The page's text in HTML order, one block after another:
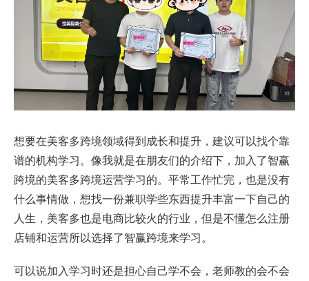
想要在美客多跨境领域得到成长和提升，建议可以找个靠
谱的机构学习。像我就是在朋友们的介绍下，加入了智赢
跨境的美客多跨境运营学习的。平常工作忙完，也是没有
什么事情做，想找一份兼职学些东西提升丰富一下自己的
人生，美客多也是电商比较火的行业，但是不懂怎么注册
店铺和运营所以选择了智赢跨境来学习。
可以说加入学习时还是担心自己学不会，老师教的会不会